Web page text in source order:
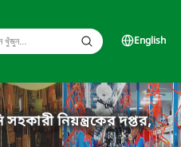
English
নিয়ন্ত্রকের দপ্তর,